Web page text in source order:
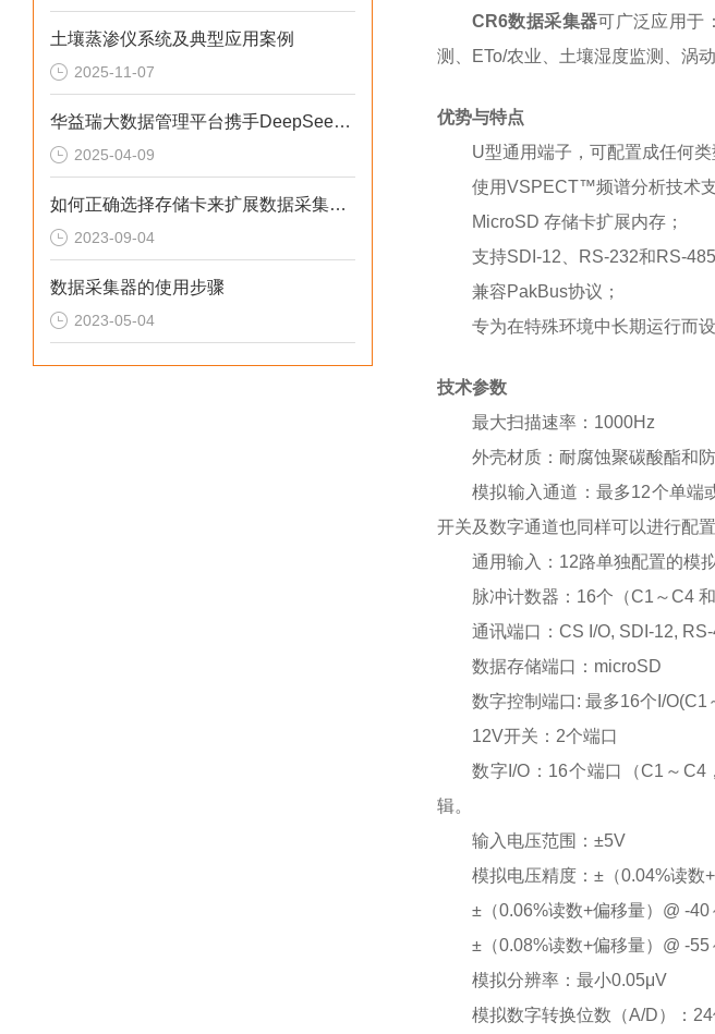
土壤蒸渗仪系统及典型应用案例
2025-11-07
华益瑞大数据管理平台携手DeepSeek | 实现生态气象数据分析智能化！
2025-04-09
如何正确选择存储卡来扩展数据采集器的内存
2023-09-04
数据采集器的使用步骤
2023-05-04
CR6数据采集器可广泛应用于
测、ETo/农业、土壤湿度监测、涡
优势与特点
U型通用端子，可配置成任何
使用VSPECT™频谱分析技术
MicroSD 存储卡扩展内存；
支持SDI-12、RS-232和RS-
兼容PakBus协议；
专为在特殊环境中长期运行而设
技术参数
最大扫描速率：1000Hz
外壳材质：耐腐蚀聚碳酸酯和
模拟输入通道：最多12个单端
开关及数字通道也同样可以进行配置
通用输入：12路单独配置的模
脉冲计数器：16个（C1～C4
通讯端口：CS I/O, SDI-12,
数据存储端口：microSD
数字控制端口: 最多16个I/
12V开关：2个端口
数字I/O：16个端口（C1～
辑。
输入电压范围：±5V
模拟电压精度：±（0.04%读
±（0.06%读数+偏移量）@ -40
±（0.08%读数+偏移量）@ -
模拟分辨率：最小0.05μV
模拟数字转换位数（A/D）：24